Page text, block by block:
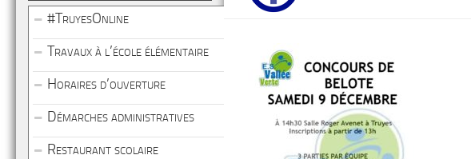
#TruyesOnline
Travaux à l’école élémentaire
Horaires d’ouverture
Démarches administratives
Restaurant scolaire